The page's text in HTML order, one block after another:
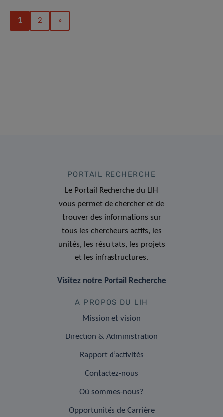
1 2 »
PORTAIL RECHERCHE
Le Portail Recherche du LIH
vous permet de chercher et de
trouver des informations sur
tous les chercheurs actifs, les
unités, les résultats, les projets
et les infrastructures.
Visitez notre Portail Recherche
A PROPOS DU LIH
Mission et vision
Direction & Administration
Rapport d’activités
Contactez-nous
Où sommes-nous?
Opportunités de Carrière